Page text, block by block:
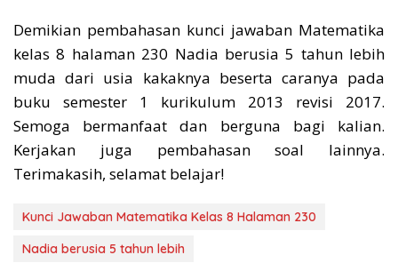
Demikian pembahasan kunci jawaban Matematika
kelas 8 halaman 230 Nadia berusia 5 tahun lebih
muda dari usia kakaknya beserta caranya pada
buku semester 1 kurikulum 2013 revisi 2017.
Semoga bermanfaat dan berguna bagi kalian.
Kerjakan juga pembahasan soal lainnya.
Terimakasih, selamat belajar!
Kunci Jawaban Matematika Kelas 8 Halaman 230
Nadia berusia 5 tahun lebih